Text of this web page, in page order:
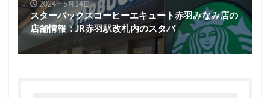
2024年5月14日
スターバックスコーヒーエキュート赤羽みなみ店の
店舗情報：JR赤羽駅改札内のスタバ